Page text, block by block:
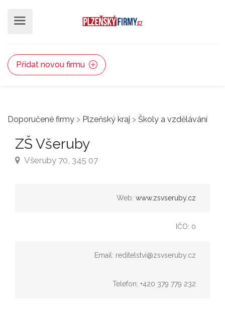
Přidat novou firmu
Doporučené firmy > Plzeňský kraj > Školy a vzdělávání
ZŠ Všeruby
Všeruby 70, 345 07
Web: www.zsvseruby.cz
IČO: 0
Email: reditelstvi@zsvseruby.cz
Telefon: +420 379 779 232